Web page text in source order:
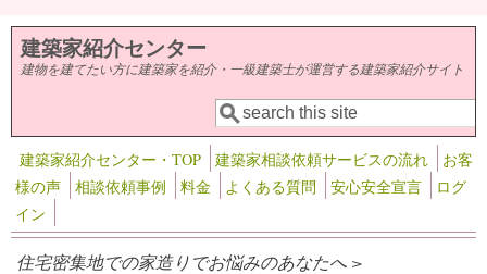
メインコンテンツに移動
建築家紹介センター
建物を建てたい方に建築家を紹介・一級建築士が運営する建築家紹介サイト
検索フォーム
検索
建築家紹介センター・TOP 建築家相談依頼サービスの流れ
お客
様の声
相談依頼事例 料金 よくある質問 安心安全宣言
ログ
イン
住宅密集地での家造りでお悩みのあなたへ >